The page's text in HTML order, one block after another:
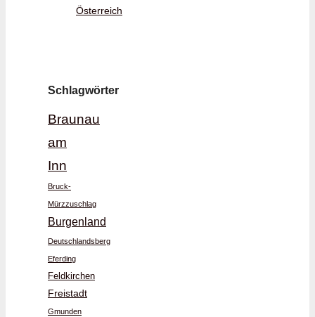
Österreich
Schlagwörter
Braunau
am
Inn
Bruck-
Mürzzuschlag
Burgenland
Deutschlandsberg
Eferding
Feldkirchen
Freistadt
Gmunden